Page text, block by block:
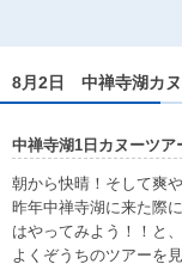
8月2日 中禅寺湖カ
中禅寺湖1日カヌーツア
朝から快晴！そして爽
昨年中禅寺湖に来た際
はやってみよう！！と
よくぞうちのツアーを